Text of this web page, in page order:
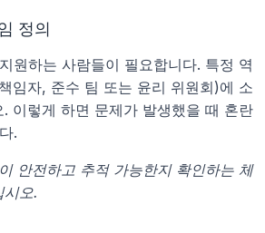
정의
원하는 사람들이 필요합니다. 특정 역
임자, 준수 팀 또는 윤리 위원회)에 소
이렇게 하면 문제가 발생했을 때 혼란
.
안전하고 추적 가능한지 확인하는 체
시오.